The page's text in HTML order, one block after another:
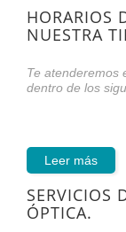
HORARIOS
NUESTRA
Te atenderemos
dentro de los
Leer más
SERVICIOS
ÓPTICA.